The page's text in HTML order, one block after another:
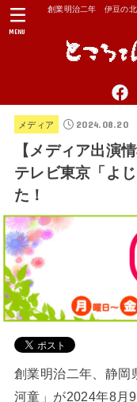
創業明治二年 伊豆の北
MENU
メディア 2024.08.20
【メディア出演
テレビ東京「よ
た！
創業明治二年、静岡
河童」が2024年8月